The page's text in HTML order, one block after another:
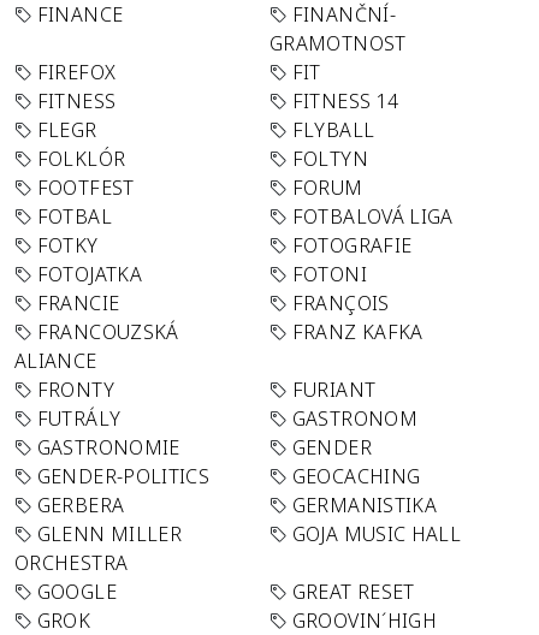
FINANCE
FINANČNÍ-
GRAMOTNOST
FIREFOX
FIT
FITNESS
FITNESS 14
FLEGR
FLYBALL
FOLKLÓR
FOLTYN
FOOTFEST
FORUM
FOTBAL
FOTBALOVÁ LIGA
FOTKY
FOTOGRAFIE
FOTOJATKA
FOTONI
FRANCIE
FRANÇOIS
FRANCOUZSKÁ
ALIANCE
FRANZ KAFKA
FRONTY
FURIANT
FUTRÁLY
GASTRONOM
GASTRONOMIE
GENDER
GENDER-POLITICS
GEOCACHING
GERBERA
GERMANISTIKA
GLENN MILLER
ORCHESTRA
GOJA MUSIC HALL
GOOGLE
GREAT RESET
GROK
GROOVIN´HIGH